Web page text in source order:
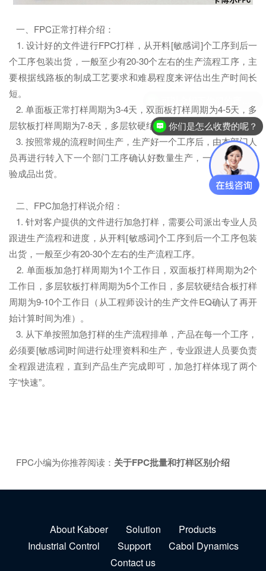
一、FPC正常打样介绍：
1. 设计好的文件进行FPC打样，从开料[敏感词]个工序到后一
个工序包装出货，一般至少有20-30个左右的生产流程工序，主
要根据线路板的制成工艺要求和难易程度来评估出生产时间长
短。
2. 单面板正常打样周期为3-4天，双面板打样周期为4-5天，多
层软板打样周期为7-8天，多层软硬结合板打样周期为14-15天。
3. 按照常规的流程时间生产，生产好一个工序后，由本部门人
员再进行转入下一个部门工序确认好数量生产，一步步到后检
验成品出货。
二、FPC加急打样说介绍：
1. 针对客户提供的文件进行加急打样，需要公司派出专业人员
跟进生产流程和进度，从开料[敏感词]个工序到后一个工序包装
出货，一般至少有20-30个左右的生产流程工序。
2. 单面板加急打样周期为1个工作日，双面板打样周期为2个
工作日，多层软板打样周期为5个工作日，多层软硬结合板打样
周期为9-10个工作日（从工程师设计的生产文件EQ确认了再开
始计算时间为准）。
3. 从下单按照加急打样的生产流程排单，产品在每一个工序，
必须要[敏感词]时间进行处理资料和生产，专业跟进人员要负责
全程跟进流程，直到产品生产完成即可，加急打样体现了两个
字“快速”。
FPC小编为你推荐阅读： 关于FPC批量和打样区别介绍
About Kaboer Solution
Products
Industrial Control
Support
Cabol Dynamics
Contact us
你们是怎么收费的呢？